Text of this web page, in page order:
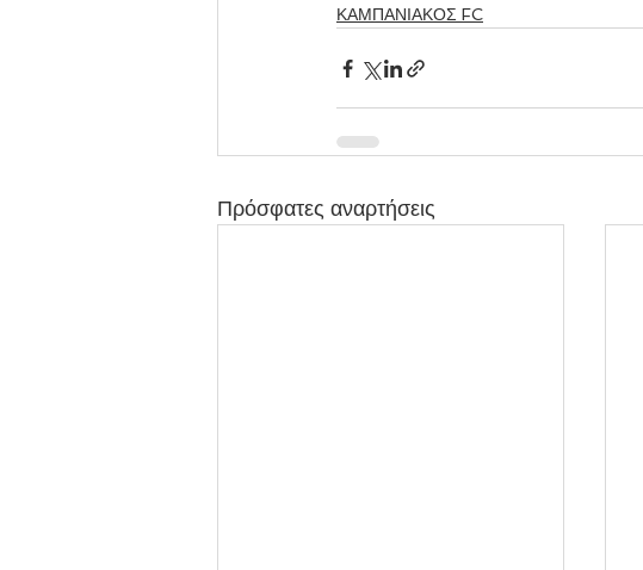
ΚΑΜΠΑΝΙΑΚΟΣ FC
Πρόσφατες αναρτήσεις